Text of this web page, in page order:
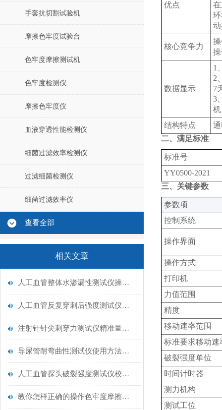
手套抗切割试验机
摩擦色牢度试验台
色牢度摩擦测试机
色牢度检测仪
摩擦色牢度仪
血液穿透性能检测仪
细菌过滤效率检测仪
过滤细菌检测仪
细菌过滤效率仪
查看全部
相关文章
人工血管整体水渗漏性测试仪操作中最容易出错的步骤
人工血管反复穿刺后强度测试仪是什么？透析患者的“生命管“质量靠它把关！
注射针针尖刺穿力测试仪精准量化针尖锋利度，构筑临床安全防线
导尿管耐弯曲性测试仪使用方法与操作规范
人工血管探头破裂强度测试仪校准规范：精准赋能医疗安全的技术基准
教你怎样正确的操作色牢度摩擦测试机
优点
核心竞争力
数据显示
1
2
7
3
机
结构特点
二、满足标准
标准号
YY0500-2021
三、关键参数
‌参数项‌
控制系统
操作界面
操作方式
打印机
力值范围
精度
移动速率范围
标准要求移动速
破裂强度单位
时间计时器
测力机构
测试工位